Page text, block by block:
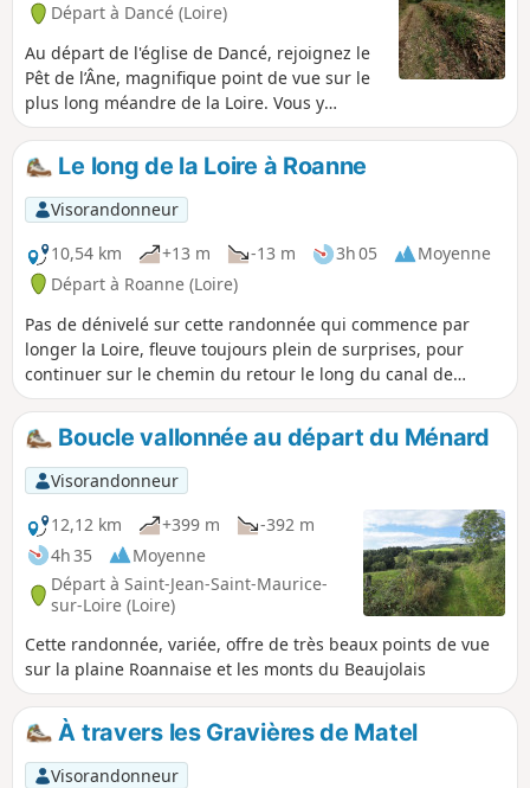
Départ à Dancé (Loire)
Au départ de l'église de Dancé, rejoignez le
Pêt de l’Âne, magnifique point de vue sur le
plus long méandre de la Loire. Vous y
retrouverez les parcours balisés de
randonnée des bords de Loire. Vous pourrez
rentrer par le bois de Cierve, très beau sous-
bois. Du chemin menant à la Madone, belle
vue panoramique, à l'Est les Monts du
Lyonnais, au Sud les Monts du Pilat, puis en
allant vers l'Ouest les Monts du Forez avec
Pierre-sur-Haute et les Monts de la
Madeleine.
Le long de la Loire à Roanne
Visorandonneur
10,54 km
+13 m -13 m 3h 05
Moyenne
Départ à Roanne (Loire)
Pas de dénivelé sur cette randonnée qui commence par
longer la Loire, fleuve toujours plein de surprises, pour
continuer sur le chemin du retour le long du canal de
Digoin à Roanne.
Boucle vallonnée au départ du Ménard
Visorandonneur
12,12 km
+399 m
-392 m
4h 35
Moyenne
Départ à Saint-Jean-Saint-Maurice-
sur-Loire (Loire)
Cette randonnée, variée, offre de très beaux points de vue
sur la plaine Roannaise et les monts du Beaujolais
À travers les Gravières de Matel
Visorandonneur